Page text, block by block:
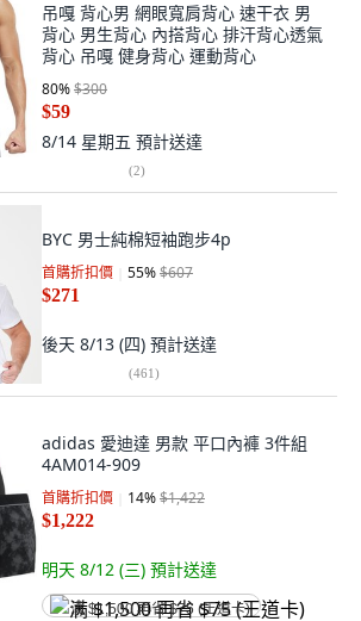
吊嘎 背心男 網眼寬肩背心 速干衣 男
背心 男生背心 內搭背心 排汗背心透氣
背心 吊嘎 健身背心 運動背心
80%$300
$59
8/14 星期五 預計送達
(2)
BYC 男士純棉短袖跑步4p
首購折扣價 55%$607
$271
後天 8/13 (四) 預計送達
(461)
adidas 愛迪達 男款 平口內褲 3件組
4AM014-909
首購折扣價 14%$1,422
$1,222
明天 8/12 (三) 預計送達
满 $1,500 再省 $75 (王道卡)